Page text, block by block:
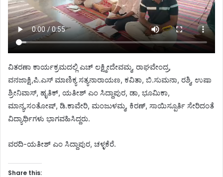
ವಿತರಣಾ ಕಾರ್ಯಕ್ರಮದಲ್ಲಿ ಎಚ್ ಲಕ್ಷ್ಮೀದೇವಮ್ಮ, ರಾಘವೇಂದ್ರ,
ವನಜಾಕ್ಷಿ,ಪಿ.ಎಸ್ ಮಾಣಿಕ್ಯ ಸತ್ಯನಾರಾಯಣ, ಕವಿತಾ, ಬಿ.ಸುಮನಾ, ರಶ್ಮಿ, ಉಷಾ
ಶ್ರೀನಿವಾಸ್, ಹೃತಿಕ್, ಯತೀಶ್ ಎಂ ಸಿದ್ದಾಪುರ, ಡಾ, ಭೂಮಿಕಾ,
ಮಾನ್ಯ,ಸಂತೋಷ್, ಡಿ.ಕಾವೇರಿ, ಮಂಜುಳಮ್ಮ, ಕಿರಣ್, ಸಾಯಿಸ್ಪೂರ್ತಿ ಸೇರಿದಂತೆ
ವಿದ್ಯಾರ್ಥಿಗಳು ಭಾಗವಹಿಸಿದ್ದರು.
ವರದಿ-ಯತೀಶ್ ಎಂ ಸಿದ್ದಾಪುರ, ಚಳ್ಳಕೆರೆ.
Share this: